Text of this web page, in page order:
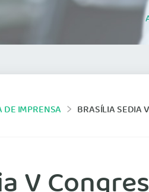
DE IMPRENSA BRASÍLIA SEDIA V